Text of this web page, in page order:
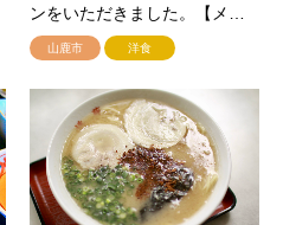
ンをいただきました。【メ…
山鹿市 洋食